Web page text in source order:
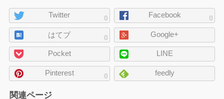
ペ
ー
ジ
の
シ
ェ
0
Twitter 0
Facebook
0
はてブ Google+
Pocket LINE
0
Pinterest feedly
関連ページ